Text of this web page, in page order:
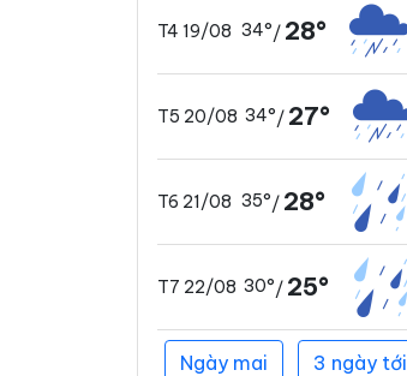
T4 19/08 34°/ 28°
T5 20/08 34°/ 27°
T6 21/08 35°/ 28°
T7 22/08 30°/ 25°
Ngày mai 3 ngày tới